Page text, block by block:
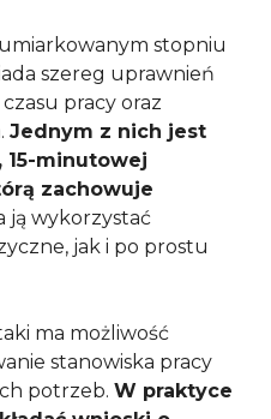
stopniu
szereg uprawnień
pracy oraz
Jednym z nich jest
minutowej
zachowuje
ją wykorzystać
jak i po prostu
ma możliwość
stanowiska pracy
potrzeb. W praktyce